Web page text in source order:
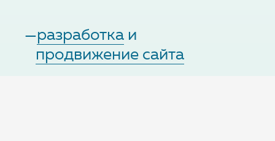
—разработка и
продвижение сайта